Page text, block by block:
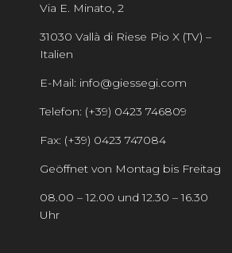
Via E. Minato, 2
31030 Vallà di Riese Pio X (TV) –
Italien
E-Mail: info@giessegi.com
Telefon: (+39) 0423 746809
Fax: (+39) 0423 747084
Geöffnet von Montag bis Freitag
08.00 – 12.00 und 12.30 – 16.30
Uhr